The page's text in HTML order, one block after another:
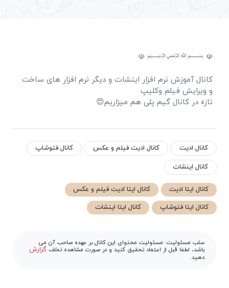
☫ ﷽ ☫
کانال آموزش نرم افزار اینشات و دیگر نرم افزار های ساخت
و ویرایش فیلم وکلیپ
تازه در کانال گیم پلی هم میزاریم😍
کانال ادیت کانال ادیت فیلم و عکس کانال فتوشاپ
کانال اینشات
کانال ایتا ادیت
کانال ایتا ادیت فیلم و عکس
کانال ایتا فتوشاپ
کانال ایتا اینشات
سلب مسئولیت: مسئولیت محتوای این کانال بر عهده صاحب آن می
باشد، لطفا قبل از اعتماد تحقیق کنید و در صورت مشاهده تخلف گزارش
دهید.